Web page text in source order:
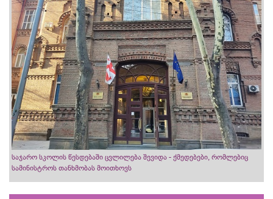
საჯარო სკოლის წესდებაში ცვლილება შევიდა - ქმედებები, რომლებიც
სამინისტროს თანხმობას მოითხოვს